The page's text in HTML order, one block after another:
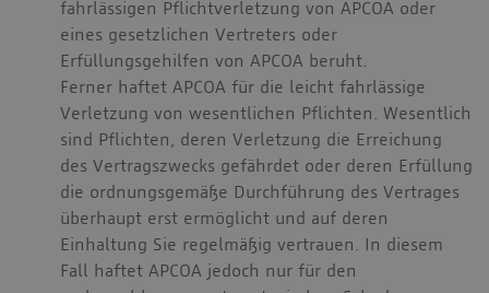
fahrlässigen Pflichtverletzung von APCOA oder
eines gesetzlichen Vertreters oder
Erfüllungsgehilfen von APCOA beruht.
Ferner haftet APCOA für die leicht fahrlässige
Verletzung von wesentlichen Pflichten. Wesentlich
sind Pflichten, deren Verletzung die Erreichung
des Vertragszwecks gefährdet oder deren Erfüllung
die ordnungsgemäße Durchführung des Vertrages
überhaupt erst ermöglicht und auf deren
Einhaltung Sie regelmäßig vertrauen. In diesem
Fall haftet APCOA jedoch nur für den